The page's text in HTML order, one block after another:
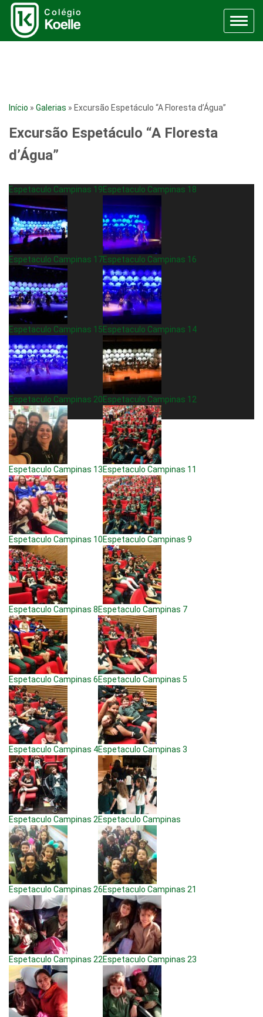
Menu
Início » Galerias » Excursão Espetáculo “A Floresta d’Água”
Excursão Espetáculo “A Floresta
d’Água”
Espetaculo Campinas 19Espetaculo Campinas 18
Espetaculo Campinas 17Espetaculo Campinas 16
Espetaculo Campinas 15Espetaculo Campinas 14
Espetaculo Campinas 20Espetaculo Campinas 12
Espetaculo Campinas 13Espetaculo Campinas 11
Espetaculo Campinas 10Espetaculo Campinas 9
Espetaculo Campinas 8Espetaculo Campinas 7
Espetaculo Campinas 6Espetaculo Campinas 5
Espetaculo Campinas 4Espetaculo Campinas 3
Espetaculo Campinas 2Espetaculo Campinas
Espetaculo Campinas 26Espetaculo Campinas 21
Espetaculo Campinas 22Espetaculo Campinas 23